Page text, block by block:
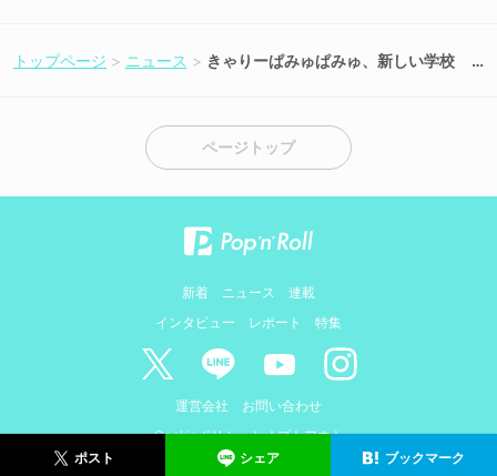
トップページ ニュース
きゃりーぱみゅぱみゅ、新しい学校
ポスト シェア ブックマーク
ページトップ
新着 ニュース
連載
インタビュー
レポート 特集
運営会社
お問い合わせ
Cookieポリシーとオプトアウト
© AMIDUS. ALL RIGHTS RESERVED.